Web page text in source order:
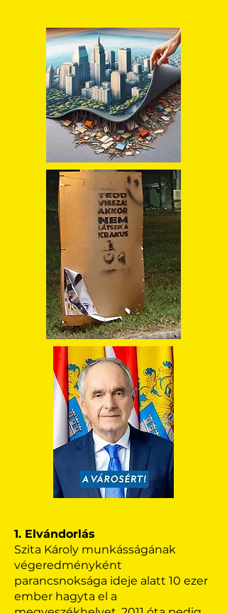
1. Elvándorlás
Szita Károly munkásságának
végeredményként
parancsnoksága ideje alatt 10 ezer
ember hagyta el a